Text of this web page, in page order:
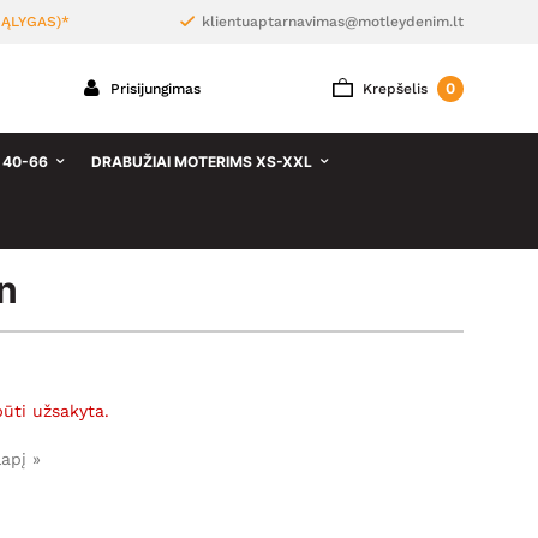
klientuaptarnavimas@motleydenim.lt
Krepšelis 0
Prisijungimas
40-66 DRABUŽIAI MOTERIMS XS-XXL
užsakyta.
»